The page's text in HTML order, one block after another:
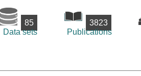
85
Data sets
3823
Publications